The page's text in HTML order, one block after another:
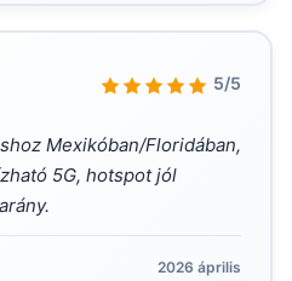
5/5
Mexikóban/Floridában,
5G, hotspot jól
2026 április